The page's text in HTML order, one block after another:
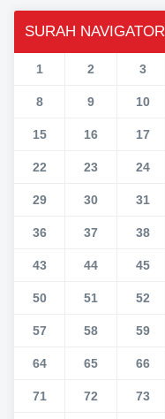
SURAH NAVIGATOR
1 2 3
8 9 10
15 16 17
22 23 24
29 30 31
36 37 38
43 44 45
50 51 52
57 58 59
64 65 66
71 72 73